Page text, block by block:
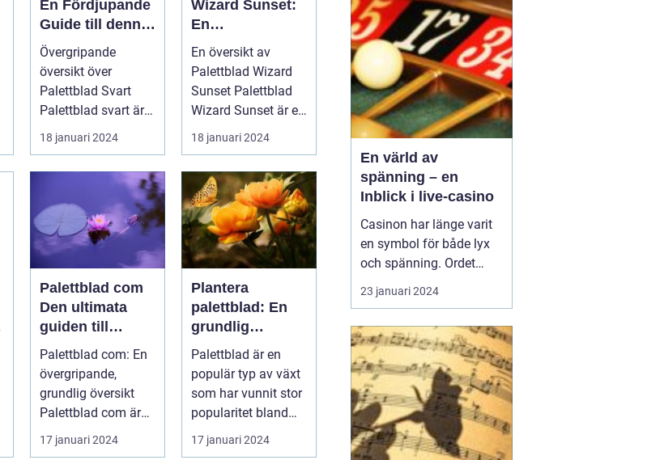
En Fördjupande
Guide till denna
Mörka Skönhet
Övergripande
översikt över
Palettblad Svart
Palettblad svart är
en populär växt
med mörka, djupt
fär...
18 januari 2024
Wizard Sunset:
En
Färgsprakande
Skatt för
Trädgårdsentusi
aster
En översikt av
Palettblad Wizard
Sunset Palettblad
Wizard Sunset är en
färgstark och
charmig växt s...
18 januari 2024
Palettblad com
Den ultimata
guiden till
exotiska växter
Palettblad com: En
övergripande,
grundlig översikt
Palettblad com är
en onlinebutik och
samlingspla...
17 januari 2024
Plantera
palettblad: En
grundlig
översikt
Palettblad är en
populär typ av växt
som har vunnit stor
popularitet bland
trädgårdsälskare.
Denna a...
17 januari 2024
musiker och lyssnares
hj&...
En värld av
spänning – en
Inblick i live-casino
Casinon har länge varit
en symbol för både lyx
och spänning. Ordet
"casino" framkallar bilder
av glittrande ljus, suset
och ljudet av
spelautomater som
betalar ut. Ända sedan
de första spelhusen
&ou...
23 januari 2024